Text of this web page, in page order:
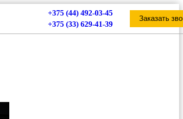
+375 (44) 492-03-45
+375 (33) 629-41-39
Заказать